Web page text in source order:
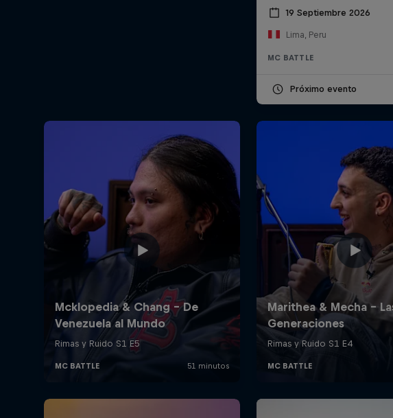
19 Septiembre 2026
Lima, Peru
MC BATTLE
Próximo evento